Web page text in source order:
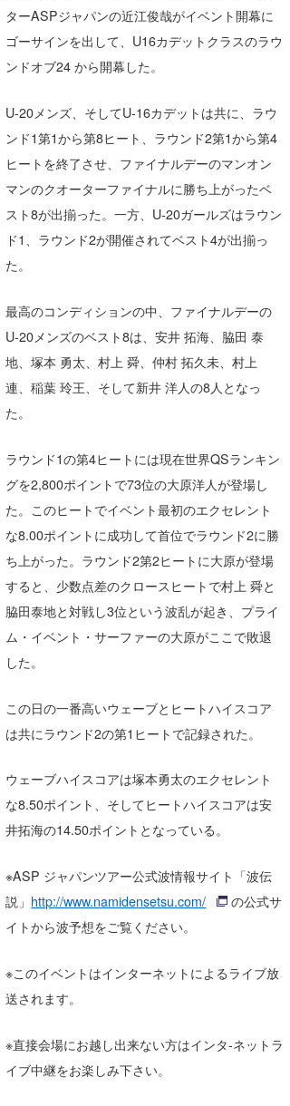
ターASPジャパンの近江俊哉がイベント開幕に
ゴーサインを出して、U16カデットクラスのラウ
ンドオブ24 から開幕した。
U-20メンズ、そしてU-16カデットは共に、ラウ
ンド1第1から第8ヒート、ラウンド2第1から第4
ヒートを終了させ、ファイナルデーのマンオン
マンのクオーターファイナルに勝ち上がったベ
スト8が出揃った。一方、U-20ガールズはラウン
ド1、ラウンド2が開催されてベスト4が出揃っ
た。
最高のコンディションの中、ファイナルデーの
U-20メンズのベスト8は、安井 拓海、脇田 泰
地、塚本 勇太、村上 舜、仲村 拓久未、村上
連、稲葉 玲王、そして新井 洋人の8人となっ
た。
ラウンド1の第4ヒートには現在世界QSランキン
グを2,800ポイントで73位の大原洋人が登場し
た。このヒートでイベント最初のエクセレント
な8.00ポイントに成功して首位でラウンド2に勝
ち上がった。ラウンド2第2ヒートに大原が登場
すると、少数点差のクロースヒートで村上 舜と
脇田泰地と対戦し3位という波乱が起き、プライ
ム・イベント・サーファーの大原がここで敗退
した。
この日の一番高いウェーブとヒートハイスコア
は共にラウンド2の第1ヒートで記録された。
ウェーブハイスコアは塚本勇太のエクセレント
な8.50ポイント、そしてヒートハイスコアは安
井拓海の14.50ポイントとなっている。
※ASP ジャパンツアー公式波情報サイト「波伝
説」 http://www.namidensetsu.com/
の公式サ
イトから波予想をご覧ください。
※このイベントはインターネットによるライブ放
送されます。
※直接会場にお越し出来ない方はインタ-ネットラ
イブ中継をお楽しみ下さい。
ライター/寄稿メディア
Core Surf Japan
mitsuteru Kamio
Yasunari Inoue
Yoshiyuki Obata
arukasvision
熊谷素子
SURFMEDIA
Colors MAGAZINE
WAVAL
波伝説アンバサダー/プロライダー
福島寿実子
中浦“JET”章
嵯峨明日香
植村未来
NOBUFUKU
波伝説スタッフ
☆加藤
+☆maki☆+
ECE
G◎Da
KOBU
KY
MIN
mitz
Soulman
VAGY
waka☆=
たっちー
ハンマー
三輪予報士
上田純子
波伝説